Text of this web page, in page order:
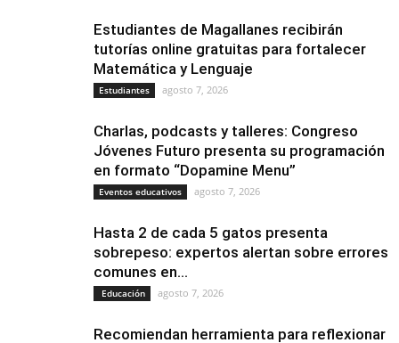
Estudiantes de Magallanes recibirán
tutorías online gratuitas para fortalecer
Matemática y Lenguaje
Estudiantes agosto 7, 2026
Charlas, podcasts y talleres: Congreso
Jóvenes Futuro presenta su programación
en formato “Dopamine Menu”
Eventos educativos agosto 7, 2026
Hasta 2 de cada 5 gatos presenta
sobrepeso: expertos alertan sobre errores
comunes en...
Educación agosto 7, 2026
Recomiendan herramienta para reflexionar